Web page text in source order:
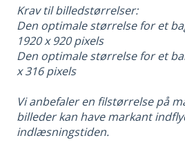
Krav til billedstørrelser:
Den optimale størrelse for et
1920 x 920 pixels
Den optimale størrelse for et
x 316 pixels
Vi anbefaler en filstørrelse på
billeder kan have markant
indlæsningstiden.